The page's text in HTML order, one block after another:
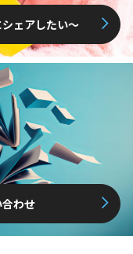
ェアしたい〜
わせ